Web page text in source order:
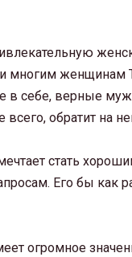
многим женщинам
в себе, верные
обратит на
стать
Его бы как
огромное